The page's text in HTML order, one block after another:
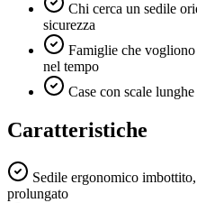
Chi cerca un sedile
sicurezza
Famiglie che
nel tempo
Case con scale
Caratteristiche
Sedile ergonomico
prolungato